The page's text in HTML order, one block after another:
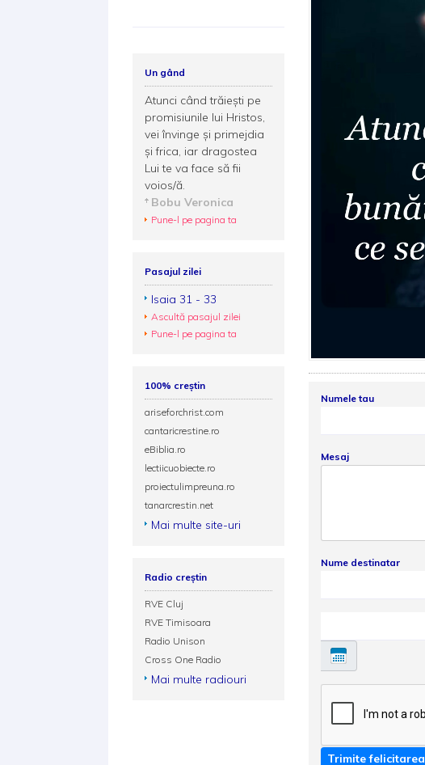
Numele tau
Mesaj
Nume destinatar
Trimite felicitarea
Un gând
Atunci când trăieşti pe
promisiunile lui Hristos,
vei învinge şi primejdia
şi frica, iar dragostea
Lui te va face să fii
voios/ă.
Bobu Veronica
Pune-l pe pagina ta
Pasajul zilei
Isaia 31 - 33
Ascultă pasajul zilei
Pune-l pe pagina ta
100% creștin
ariseforchrist.com
cantaricrestine.ro
eBiblia.ro
lectiicuobiecte.ro
proiectulimpreuna.ro
tanarcrestin.net
Mai multe site-uri
Radio creștin
RVE Cluj
RVE Timisoara
Radio Unison
Cross One Radio
Mai multe radiouri